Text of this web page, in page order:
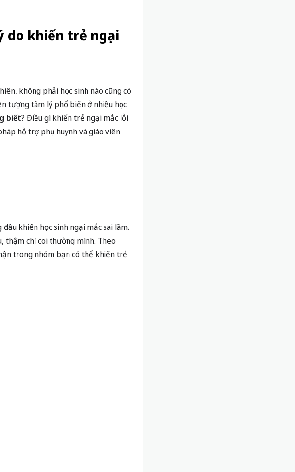
do khiến trẻ ngại
không phải học sinh nào cũng có
tượng tâm lý phổ biến ở nhiều học
biết? Điều gì khiến trẻ ngại mắc lỗi
hỗ trợ phụ huynh và giáo viên
khiến học sinh ngại mắc sai lầm.
thậm chí coi thường mình. Theo
trong nhóm bạn có thể khiến trẻ